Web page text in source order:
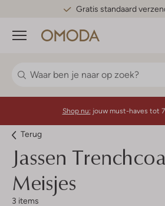
Gratis standaard
Menu
Shop nu: jouw must-haves tot
Terug
Jassen
Meisjes
3 items